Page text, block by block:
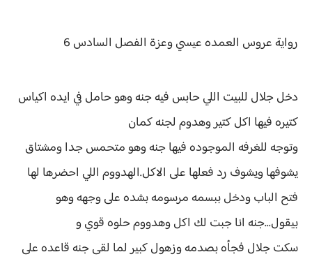
رواية عروس العمده عيسي وعزة الفصل السادس 6
دخل جلال للبيت اللي حابس فيه جنه وهو حامل في ايده اكياس
كتيره فيها اكل كتير وهدوم لجنه كمان
وتوجه للغرفه الموجوده فيها جنه وهو متحمس جدا ومشتاق
يشوفها ويشوف رد فعلها على الاكل.الهدووم اللي احضرها لها
فتح الباب ودخل ببسمه مرسومه بشده على وجهه وهو
بيقول...جنه انا جبت لك اكل وهدووم حلوه قوي و
سكت جلال فجأه بصدمه وزهول كبير لما لقى جنه قاعده على